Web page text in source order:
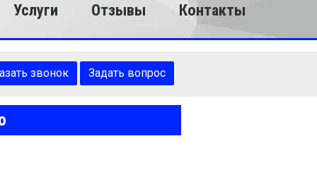
Услуги Отзывы Контакты
звонок Задать вопрос